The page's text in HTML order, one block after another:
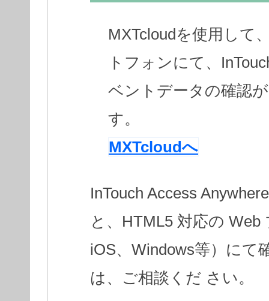
MXTcloudを使用して
トフォンにて、
ベントデータの確認
す。
MXTcloudへ
InTouch Access
と、HTML5 対応の
iOS、Windows等）にて
は、ご相談くだ さい。